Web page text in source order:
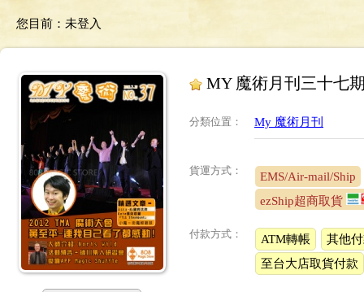
您目前： 未登入
MY 魔術月刊三十七
分類位置 ： My 魔術月刊
貨運方式：
EMS/Air-mail/Ship
ezShip超商取貨
付款方式： ATM轉帳
其他
至台大店取貨付款